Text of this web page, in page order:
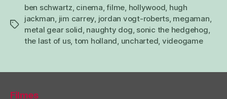
tags
ben schwartz, cinema,filme, hollywood, hugh
jackman, jim carrey, jordan vogt-roberts, megaman,
metal gear solid, naughty dog, sonic the hedgehog,
the last of us, tom holland, uncharted, videogame
Filmes